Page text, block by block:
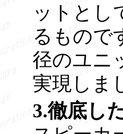
ットとし
るもので
径のユニ
実現しま
3.徹底し